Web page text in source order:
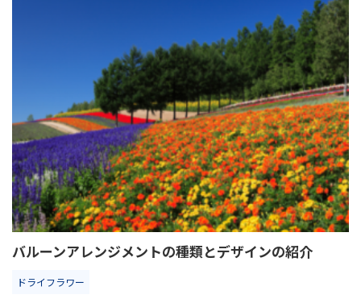
バルーンアレンジメントの種類とデザインの紹介
ドライフラワー